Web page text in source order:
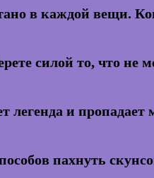
в каждой вещи.
силой то, что не
легенда и пропадает
пахнуть